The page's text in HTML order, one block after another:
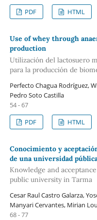
PDF
HTML
Use of whey through
production
Utilización del lactosuero
para la producción de
Perfecto Chagua Rodríguez,
Pedro Soto Castilla
54 - 67
PDF
HTML
Conocimiento y
de una universidad
Knowledge and
public university in Tarma
Cesar Raul Castro Galarza,
Manyari Cervantes, Mirian
68 - 77